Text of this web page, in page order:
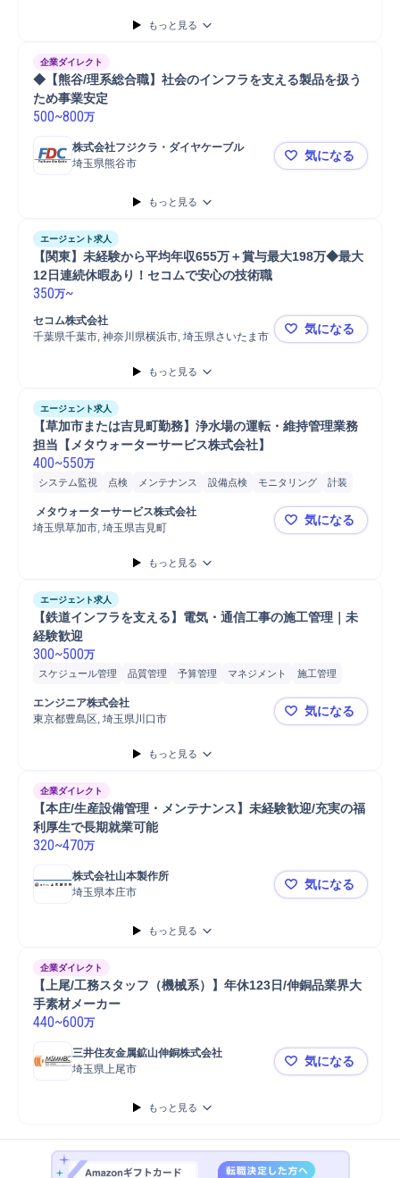
もっと見る
企業ダイレクト
◆【熊谷/理系総合職】社会のインフラを支える製品を扱う
ため事業安定
500~800万
株式会社フジクラ・ダイヤケーブル
埼玉県熊谷市
◆【熊谷/理
気になる
もっと見る
エージェント求人
【関東】未経験から平均年収655万＋賞与最大198万◆最大
12日連続休暇あり！セコムで安心の技術職
350万~
セコム株式会社
千葉県千葉市, 神奈川県横浜市, 埼玉県さいたま市
【関東】未
気になる
もっと見る
エージェント求人
【草加市または吉見町勤務】浄水場の運転・維持管理業務
担当【メタウォーターサービス株式会社】
400~550万
システム監視 点検 メンテナンス 設備点検 モニタリング
計装
夜勤
メタウォーターサービス株式会社
埼玉県草加市, 埼玉県吉見町
【草加市ま
気になる
もっと見る
エージェント求人
【鉄道インフラを支える】電気・通信工事の施工管理｜未
経験歓迎
300~500万
スケジュール管理 品質管理 予算管理 マネジメント
施工管理
原価管理
通信設備
書類作成
エンジニア株式会社
東京都豊島区, 埼玉県川口市
【鉄道イン
気になる
もっと見る
企業ダイレクト
【本庄/生産設備管理・メンテナンス】未経験歓迎/充実の福
利厚生で長期就業可能
320~470万
株式会社山本製作所
埼玉県本庄市
【本庄/生産
気になる
もっと見る
企業ダイレクト
【上尾/工務スタッフ（機械系）】年休123日/伸銅品業界大
手素材メーカー
440~600万
三井住友金属鉱山伸銅株式会社
埼玉県上尾市
【上尾/工務
気になる
もっと見る